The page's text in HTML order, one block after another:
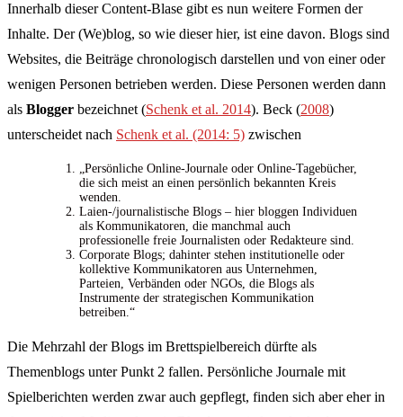
Innerhalb dieser Content-Blase gibt es nun weitere Formen der
Inhalte. Der (We)blog, so wie dieser hier, ist eine davon. Blogs sind
Websites, die Beiträge chronologisch darstellen und von einer oder
wenigen Personen betrieben werden. Diese Personen werden dann
als Blogger bezeichnet (Schenk et al. 2014). Beck (2008)
unterscheidet nach Schenk et al. (2014: 5) zwischen
„Persönliche Online-Journale oder Online-Tagebücher,
die sich meist an einen persönlich bekannten Kreis
wenden.
Laien-/journalistische Blogs – hier bloggen Individuen
als Kommunikatoren, die manchmal auch
professionelle freie Journalisten oder Redakteure sind.
Corporate Blogs; dahinter stehen institutionelle oder
kollektive Kommunikatoren aus Unternehmen,
Parteien, Verbänden oder NGOs, die Blogs als
Instrumente der strategischen Kommunikation
betreiben.“
Die Mehrzahl der Blogs im Brettspielbereich dürfte als
Themenblogs unter Punkt 2 fallen. Persönliche Journale mit
Spielberichten werden zwar auch gepflegt, finden sich aber eher in